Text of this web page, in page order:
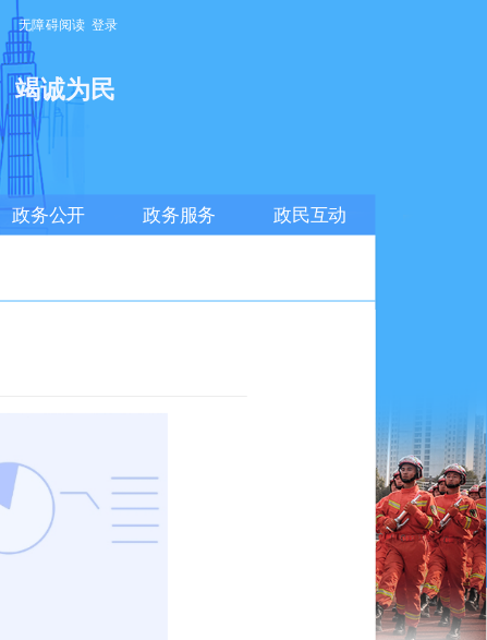
登录
无障碍阅读
竭诚为民
政务公开 政务服务 政民互动